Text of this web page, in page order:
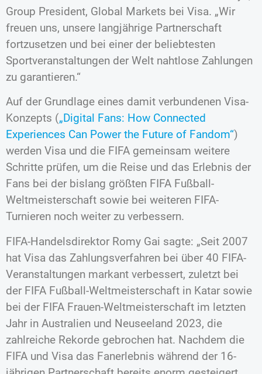
Group President, Global Markets bei Visa. „Wir
freuen uns, unsere langjährige Partnerschaft
fortzusetzen und bei einer der beliebtesten
Sportveranstaltungen der Welt nahtlose Zahlungen
zu garantieren.“
Auf der Grundlage eines damit verbundenen Visa-
Konzepts („Digital Fans: How Connected
Experiences Can Power the Future of Fandom“)
werden Visa und die FIFA gemeinsam weitere
Schritte prüfen, um die Reise und das Erlebnis der
Fans bei der bislang größten FIFA Fußball-
Weltmeisterschaft sowie bei weiteren FIFA-
Turnieren noch weiter zu verbessern.
FIFA-Handelsdirektor Romy Gai sagte: „Seit 2007
hat Visa das Zahlungsverfahren bei über 40 FIFA-
Veranstaltungen markant verbessert, zuletzt bei
der FIFA Fußball-Weltmeisterschaft in Katar sowie
bei der FIFA Frauen-Weltmeisterschaft im letzten
Jahr in Australien und Neuseeland 2023, die
zahlreiche Rekorde gebrochen hat. Nachdem die
FIFA und Visa das Fanerlebnis während der 16-